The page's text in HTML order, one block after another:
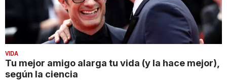
VIDA
Tu mejor amigo alarga tu vida (y la hace mejor),
según la ciencia